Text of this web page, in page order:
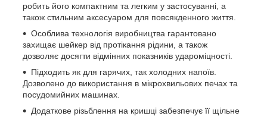
робить його компактним та легким у застосуванні, а
також стильним аксесуаром для повсякденного життя.
Особлива технологія виробництва гарантовано
захищає шейкер від протікання рідини, а також
дозволяє досягти відмінних показників удароміцності.
Підходить як для гарячих, так холодних напоїв.
Дозволено до використання в мікрохвильових печах та
посудомийних машинах.
Додаткове різьблення на кришці забезпечує її щільне